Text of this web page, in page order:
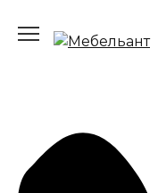
содержанию